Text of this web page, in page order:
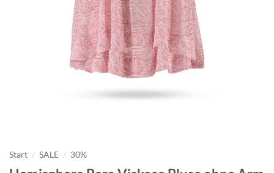
Start / SALE / 30%